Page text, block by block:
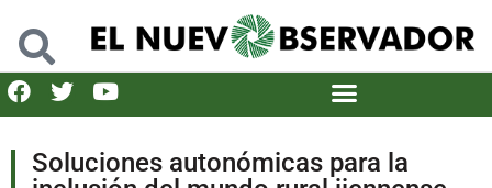
Soluciones autonómicas para la